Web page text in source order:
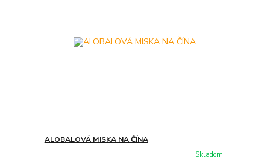
ALOBALOVÁ MISKA NA ČÍNA
Skladom